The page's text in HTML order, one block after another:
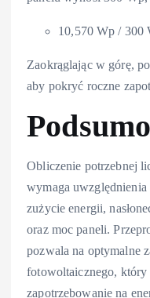
10,570 Wp / 300
Zaokrąglając w górę,
aby pokryć roczne
Obliczenie potrzebnej
wymaga
zużycie energii,
oraz moc paneli.
pozwala na optymalne
fotowoltaicznego,
zapotrzebowanie na